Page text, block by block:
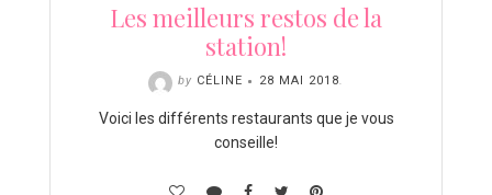
Les meilleurs restos de la
station!
by CÉLINE 28 MAI 2018.
Voici les différents restaurants que je vous
conseille!